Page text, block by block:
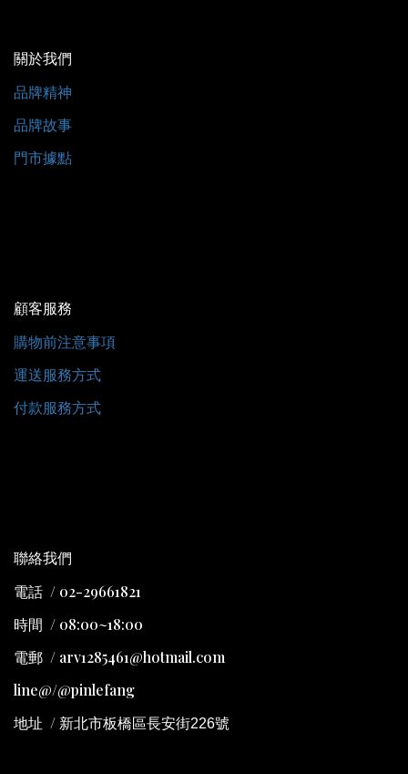
關於我們
品牌精神
品牌故事
門市據點
顧客服務
購物前注意事項
運送服務方式
付款服務方式
聯絡我們
電話 / 02-29661821
時間 / 08:00~18:00
電郵 / arv1285461@hotmail.com
line@/@pinlefang
地址 / 新北市板橋區長安街226號